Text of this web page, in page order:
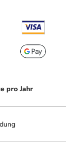
pro Jahr